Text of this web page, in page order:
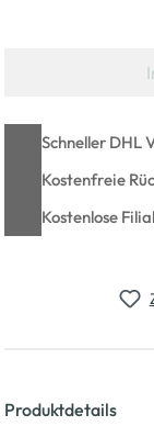
Schneller DHL
Kostenfreie
Kostenlose
Produktdetails